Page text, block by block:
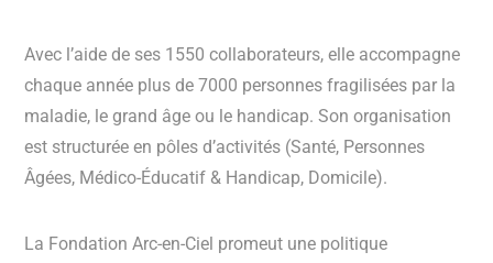
Avec l’aide de ses 1550 collaborateurs, elle accompagne
chaque année plus de 7000 personnes fragilisées par la
maladie, le grand âge ou le handicap. Son organisation
est structurée en pôles d’activités (Santé, Personnes
Âgées, Médico-Éducatif & Handicap, Domicile).
La Fondation Arc-en-Ciel promeut une politique